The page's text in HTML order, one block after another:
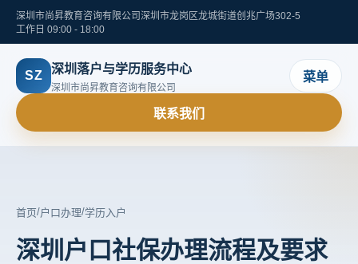
深圳市尚昇教育咨询有限公司 深圳市龙岗区龙城街道创兆广场302-5
工作日 09:00 - 18:00
SZ 深圳落户与学历服务中心
深圳市尚昇教育咨询有限公司
菜单
联系我们
首页/户口办理/学历入户
深圳户口社保办理流程及要求